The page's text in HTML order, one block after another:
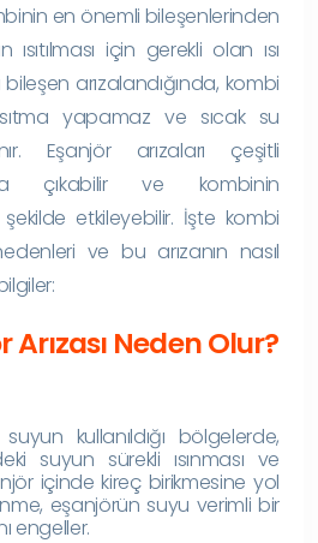
en önemli bileşenlerinden
için gerekli olan ısı
arızalandığında, kombi
yapamaz ve sıcak su
Eşanjör arızaları çeşitli
çıkabilir ve kombinin
etkileyebilir. İşte kombi
ve bu arızanın nasıl
Neden Olur?
kullanıldığı bölgelerde,
suyun sürekli ısınması ve
içinde kireç birikmesine yol
eşanjörün suyu verimli bir
engeller.